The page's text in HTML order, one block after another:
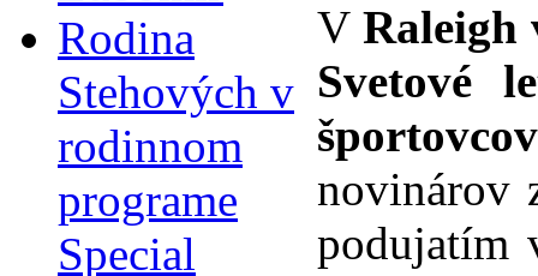
Rodina
Stehových v
rodinnom
programe
Special
VRaleigh
Svetové
novinárov
podujatím